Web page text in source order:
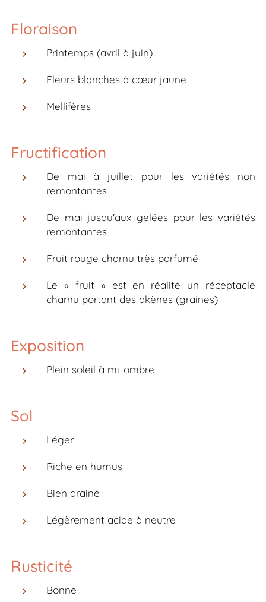
Floraison
Printemps (avril à juin)
Fleurs blanches à cœur jaune
Mellifères
Fructification
De mai à juillet pour les variétés non
remontantes
De mai jusqu'aux gelées pour les variétés
remontantes
Fruit rouge charnu très parfumé
Le « fruit » est en réalité un réceptacle
charnu portant des akènes (graines)
Exposition
Plein soleil à mi-ombre
Sol
Léger
Riche en humus
Bien drainé
Légèrement acide à neutre
Rusticité
Bonne